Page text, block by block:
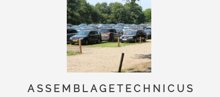
ASSEMBLAGETECHNICUS